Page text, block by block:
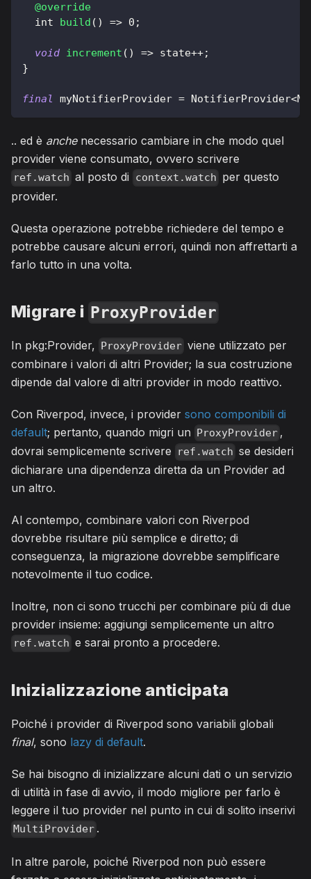
@override
  int
build ( ) => 0 ;
void increment ( ) => state++;
}
final myNotifierProvider = NotifierProvider<
.. ed è anchenecessario cambiare in che modo quel
provider viene consumato, ovvero scrivere
ref.watch al posto di context.watch per questo
provider.
Questa operazione potrebbe richiedere del tempo e
potrebbe causare alcuni errori, quindi non affrettarti a
farlo tutto in una volta.
Migrare i ProxyProvider
In pkg:Provider, ProxyProvider viene utilizzato per
combinare i valori di altri Provider; la sua costruzione
dipende dal valore di altri provider in modo reattivo.
Con Riverpod, invece, i provider sono componibili di
default; pertanto, quando migri un ProxyProvider ,
dovrai semplicemente scrivere
ref.watch se desideri
dichiarare una dipendenza diretta da un Provider ad
un altro.
Al contempo, combinare valori con Riverpod
dovrebbe risultare più semplice e diretto; di
conseguenza, la migrazione dovrebbe semplificare
notevolmente il tuo codice.
Inoltre, non ci sono trucchi per combinare più di due
provider insieme: aggiungi semplicemente un altro
ref.watch e sarai pronto a procedere.
Inizializzazione anticipata
Poiché i provider di Riverpod sono variabili globali
final, sono lazy di default.
Se hai bisogno di inizializzare alcuni dati o un servizio
di utilità in fase di avvio, il modo migliore per farlo è
leggere il tuo provider nel punto in cui di solito inserivi
MultiProvider .
In altre parole, poiché Riverpod non può essere